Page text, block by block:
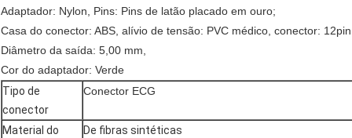
Adaptador: Nylon, Pins: Pins de latão placado em ouro;
Casa do conector: ABS, alívio de tensão: PVC médico, conector:
Diâmetro da saída: 5,00 mm,
Cor do adaptador: Verde
Tipo de
conector
Conector ECG
Material do
De fibras sintéticas